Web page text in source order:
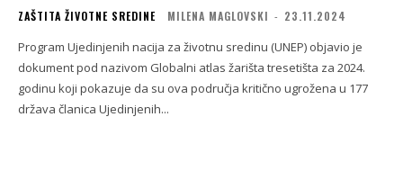
ZAŠTITA ŽIVOTNE SREDINE MILENA MAGLOVSKI - 23.11.2024
Program Ujedinjenih nacija za životnu sredinu (UNEP) objavio je
dokument pod nazivom Globalni atlas žarišta tresetišta za 2024.
godinu koji pokazuje da su ova područja kritično ugrožena u 177
država članica Ujedinjenih...